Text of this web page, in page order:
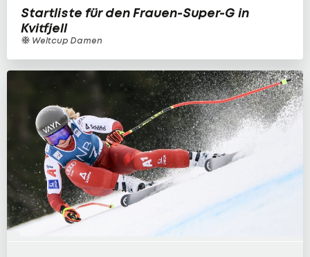
Startliste für den Frauen-Super-G in
Kvitfjell
Weltcup Damen